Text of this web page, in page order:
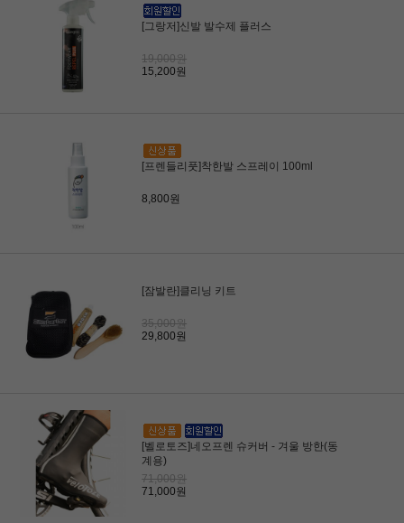
[그랑저]신발 발수제 플러스
19,000원
15,200원
[프렌들리풋]착한발 스프레이 100ml
8,800원
[잠발란]클리닝 키트
35,000원
29,800원
[벨로토즈]네오프렌 슈커버 - 겨울 방한(동
계용)
71,000원
71,000원